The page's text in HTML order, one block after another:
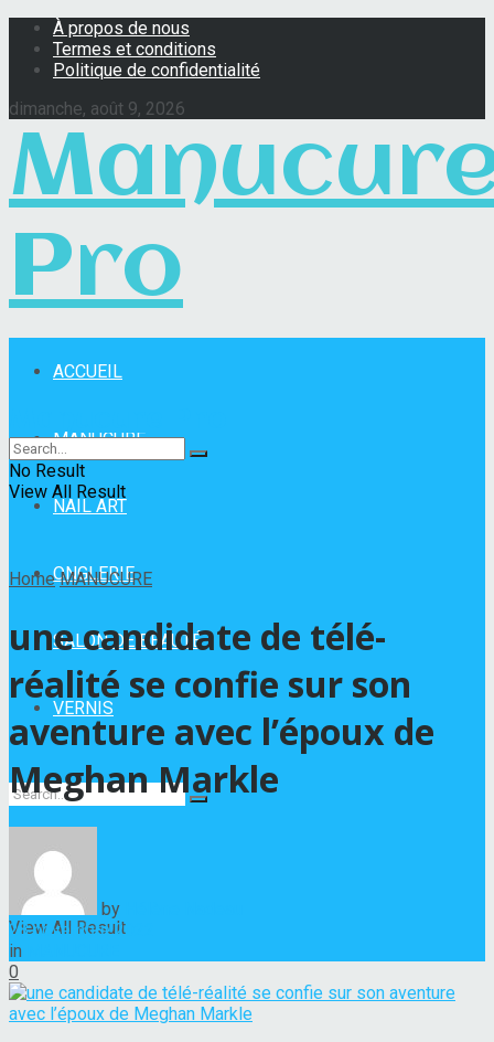
À propos de nous
Termes et conditions
Politique de confidentialité
dimanche, août 9, 2026
Pro
ACCUEIL
MANUCURE
NAIL ART
ONGLERIE
SALON DE BEAUTÉ
VERNIS
No Result
View All Result
No Result
View All Result
Home MANUCURE
une candidate de télé-
réalité se confie sur son
aventure avec l’époux de
Meghan Markle
by
28 novembre 2022
in
0